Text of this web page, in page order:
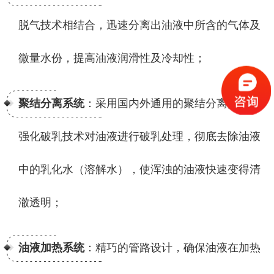
脱气技术相结合，迅速分离出油液中所含的气体及
微量水份，提高油液润滑性及冷却性；
聚结分离系统：采用国内外通用的聚结分离技术与
强化破乳技术对油液进行破乳处理，彻底去除油液
中的乳化水（溶解水），使浑浊的油液快速变得清
澈透明；
油液加热系统：精巧的管路设计，确保油液在加热